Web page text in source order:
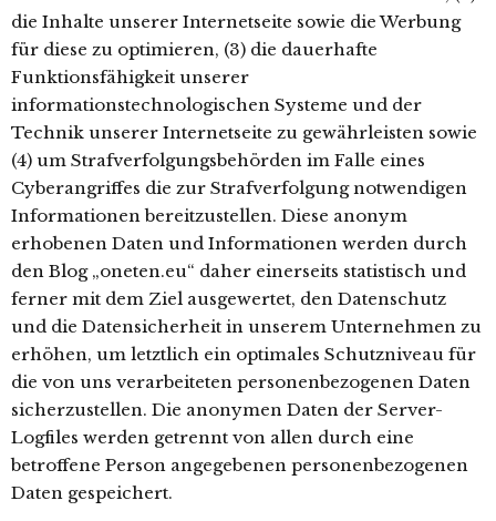
die Inhalte unserer Internetseite sowie die Werbung
für diese zu optimieren, (3) die dauerhafte
Funktionsfähigkeit unserer
informationstechnologischen Systeme und der
Technik unserer Internetseite zu gewährleisten sowie
(4) um Strafverfolgungsbehörden im Falle eines
Cyberangriffes die zur Strafverfolgung notwendigen
Informationen bereitzustellen. Diese anonym
erhobenen Daten und Informationen werden durch
den Blog „oneten.eu“ daher einerseits statistisch und
ferner mit dem Ziel ausgewertet, den Datenschutz
und die Datensicherheit in unserem Unternehmen zu
erhöhen, um letztlich ein optimales Schutzniveau für
die von uns verarbeiteten personenbezogenen Daten
sicherzustellen. Die anonymen Daten der Server-
Logfiles werden getrennt von allen durch eine
betroffene Person angegebenen personenbezogenen
Daten gespeichert.